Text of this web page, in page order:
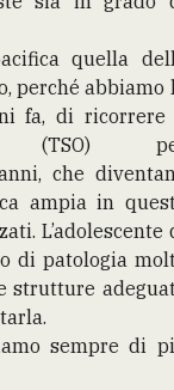
quella
perché abbiamo
fa, di ricorrere
(TSO)
che
ampia in
L’adolescente
di patologia
strutture
sempre di